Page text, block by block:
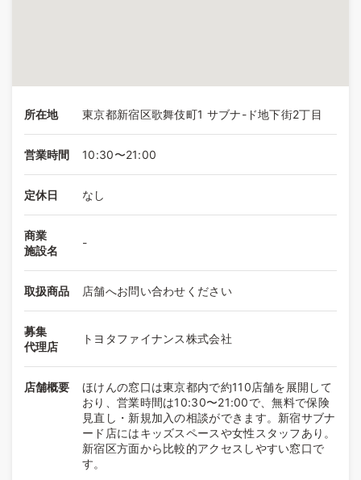
所在地 東京都新宿区歌舞伎町1 サブナ-ド地下街2丁目
営業時間 10:30〜21:00
定休日 なし
商業
施設名
-
取扱商品 店舗へお問い合わせください
募集
代理店
トヨタファイナンス株式会社
店舗概要
ほけんの窓口は東京都内で約110店舗を展開して
おり、営業時間は10:30〜21:00で、無料で保険
見直し・新規加入の相談ができます。新宿サブナ
ード店にはキッズスペースや女性スタッフあり。
新宿区方面から比較的アクセスしやすい窓口で
す。